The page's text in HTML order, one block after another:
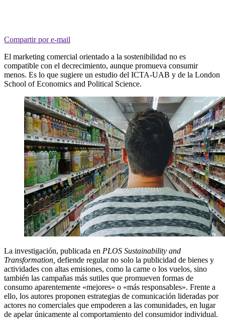
Compartir por e-mail
El marketing comercial orientado a la sostenibilidad no es
compatible con el decrecimiento, aunque promueva consumir
menos. Es lo que sugiere un estudio del ICTA-UAB y de la London
School of Economics and Political Science.
La investigación, publicada en PLOS Sustainability and
Transformation, defiende regular no solo la publicidad de bienes y
actividades con altas emisiones, como la carne o los vuelos, sino
también las campañas más sutiles que promueven formas de
consumo aparentemente «mejores» o «más responsables». Frente a
ello, los autores proponen estrategias de comunicación lideradas por
actores no comerciales que empoderen a las comunidades, en lugar
de apelar únicamente al comportamiento del consumidor individual.